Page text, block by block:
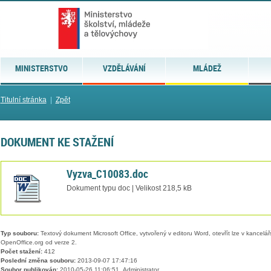
MINISTERSTVO VZDĚLÁVÁNÍ MLÁDEŽ
Titulní stránka| Zpět
DOKUMENT KE STAŽENÍ
Vyzva_C10083.doc
Dokument typu doc | Velikost 218,5 kB
Typ souboru:Textový dokument Microsoft Office, vytvořený v editoru Word, otevřít lze v
OpenOffice.org od verze 2.
Počet stažení:412
Poslední změna souboru:2013-09-07 17:47:16